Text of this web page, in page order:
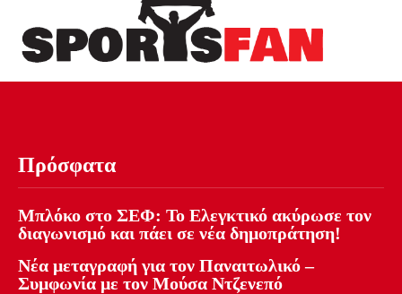
Πρόσφατα
Μπλόκο στο ΣΕΦ: Το Ελεγκτικό ακύρωσε τον
διαγωνισμό και πάει σε νέα δημοπράτηση!
Νέα μεταγραφή για τον Παναιτωλικό –
Συμφωνία με τον Μούσα Ντζενεπό